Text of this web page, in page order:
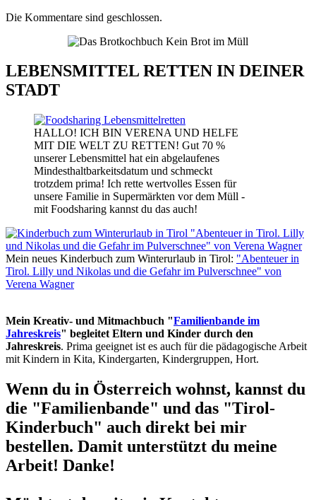
Die Kommentare sind geschlossen.
LEBENSMITTEL RETTEN IN DEINER
STADT
HALLO! ICH BIN VERENA UND HELFE
MIT DIE WELT ZU RETTEN! Gut 70 %
unserer Lebensmittel hat ein abgelaufenes
Mindesthaltbarkeitsdatum und schmeckt
trotzdem prima! Ich rette wertvolles Essen für
unsere Familie in Supermärkten vor dem Müll -
mit Foodsharing kannst du das auch!
Mein neues Kinderbuch zum Winterurlaub in Tirol: "Abenteuer in
Tirol. Lilly und Nikolas und die Gefahr im Pulverschnee" von
Verena Wagner
Mein Kreativ- und Mitmachbuch "Familienbande im
Jahreskreis" begleitet Eltern und Kinder durch den
Jahreskreis. Prima geeignet ist es auch für die pädagogische Arbeit
mit Kindern in Kita, Kindergarten, Kindergruppen, Hort.
Wenn du in Österreich wohnst, kannst du
die "Familienbande" und das "Tirol-
Kinderbuch" auch direkt bei mir
bestellen. Damit unterstützt du meine
Arbeit! Danke!